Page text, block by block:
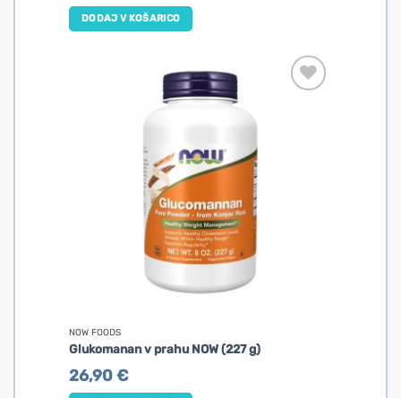
DODAJ V KOŠARICO
NOW FOODS
Glukomanan v prahu NOW (227 g)
26,90€